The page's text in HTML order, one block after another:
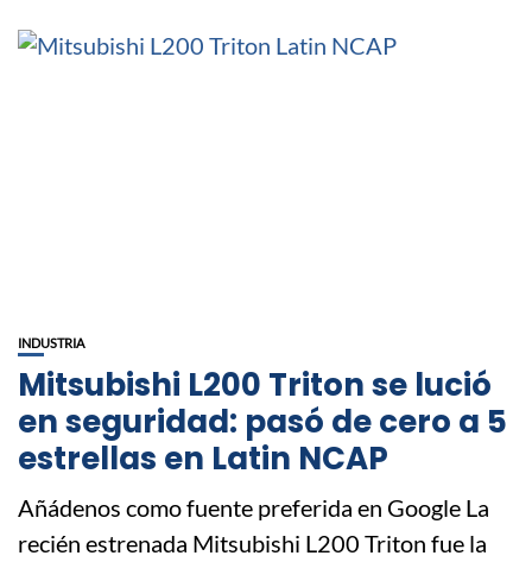
INDUSTRIA
Mitsubishi L200 Triton se lució
en seguridad: pasó de cero a 5
estrellas en Latin NCAP
Añádenos como fuente preferida en Google La
recién estrenada Mitsubishi L200 Triton fue la